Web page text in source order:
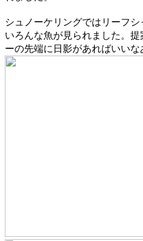
シュノーケリングではリーフ
いろんな魚が見られました。
ーの先端に日影があればいいな